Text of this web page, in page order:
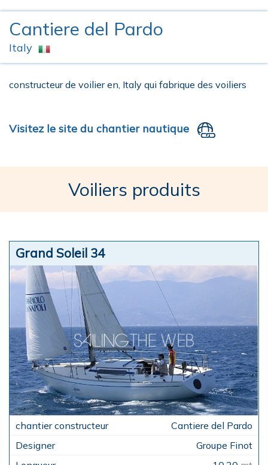
Cantiere del Pardo
Italy
constructeur de voilier en, Italy qui fabrique des voiliers
Visitez le site du chantier nautique
Voiliers produits
Grand Soleil 34
Cantiere del Pardo
Groupe Finot